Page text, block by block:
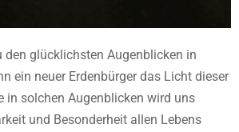
den glücklichsten Augenblicken in
ein neuer Erdenbürger das Licht dieser
in solchen Augenblicken wird uns
und Besonderheit allen Lebens